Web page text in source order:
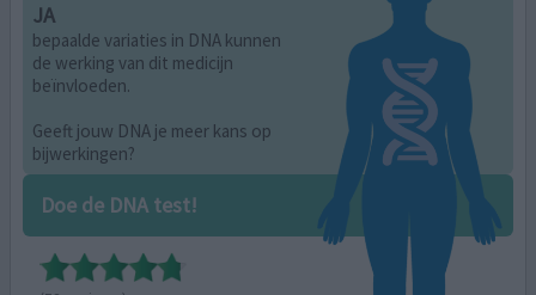
JA
bepaalde variaties in DNA kunnen
de werking van dit medicijn
beïnvloeden.
Geeft jouw DNA je meer kans op
bijwerkingen?
Doe de DNA test!